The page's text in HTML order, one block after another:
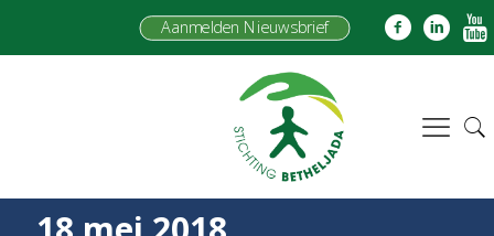
Aanmelden Nieuwsbrief